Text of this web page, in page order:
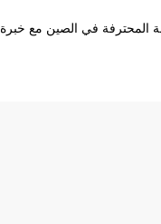
مع خبرة 17 عامًا - سايكسن المغناطيسية